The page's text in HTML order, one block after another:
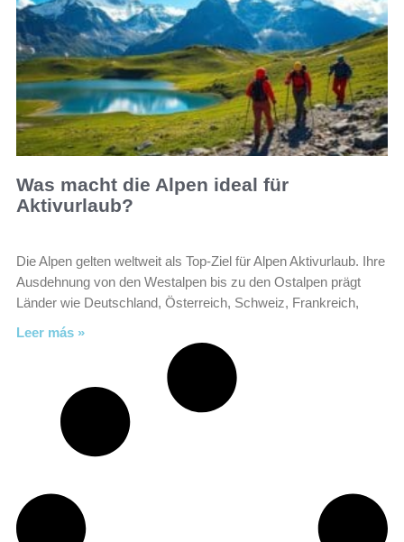
Was macht die Alpen ideal für
Aktivurlaub?
Die Alpen gelten weltweit als Top-Ziel für Alpen Aktivurlaub. Ihre
Ausdehnung von den Westalpen bis zu den Ostalpen prägt
Länder wie Deutschland, Österreich, Schweiz, Frankreich,
Leer más »